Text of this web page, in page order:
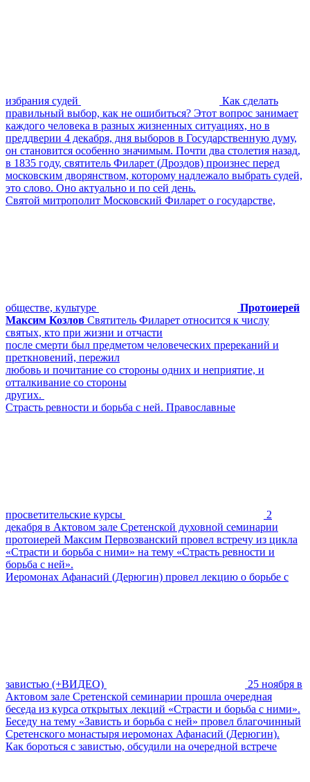
избрания судей
Как сделать
правильный выбор, как не ошибиться? Этот вопрос занимает
каждого человека в разных жизненных ситуациях, но в
преддверии 4 декабря, дня выборов в Государственную думу,
он становится особенно значимым. Почти два столетия назад,
в 1835 году, святитель Филарет (Дроздов) произнес перед
московским дворянством, которому надлежало выбрать судей,
это слово. Оно актуально и по сей день.
Святой митрополит Московский Филарет о государстве,
обществе, культуре
Протоиерей
Максим Козлов Святитель Филарет относится к числу
святых, кто при жизни и отчасти
после смерти был предметом человеческих пререканий и
преткновений, пережил
любовь и почитание со стороны одних и неприятие, и
отталкивание со стороны
других.
Страсть ревности и борьба с ней. Православные
просветительские курсы
2
декабря в Актовом зале Сретенской духовной семинарии
протоиерей Максим Первозванский провел встречу из цикла
«Страсти и борьба с ними» на тему «Страсть ревности и
борьба с ней».
Иеромонах Афанасий (Дерюгин) провел лекцию о борьбе с
завистью (+ВИДЕО)
25 ноября в
Актовом зале Сретенской семинарии прошла очередная
беседа из курса открытых лекций «Страсти и борьба с ними».
Беседу на тему «Зависть и борьба с ней» провел благочинный
Сретенского монастыря иеромонах Афанасий (Дерюгин).
Как бороться с завистью, обсудили на очередной встрече